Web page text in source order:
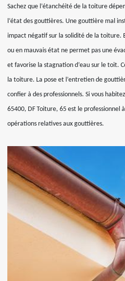
Sachez que l’étanchéité de la toiture
l’état des gouttières. Une gouttière mal
impact négatif sur la solidité de la toiture.
ou en mauvais état ne permet pas une
et favorise la stagnation d’eau sur le toit.
la toiture. La pose et l’entretien de
confier à des professionnels. Si vous
65400, DF Toiture, 65 est le professionnel
opérations relatives aux gouttières.